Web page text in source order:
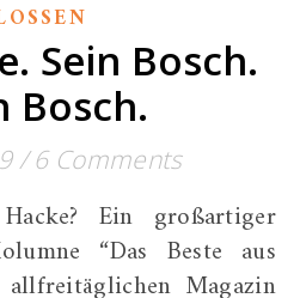
Sein Bosch.
Bosch.
/ 6 Comments
“Das Beste aus
Magazin